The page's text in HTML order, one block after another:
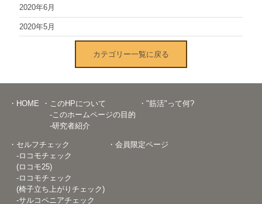
2020年6月
2020年5月
カテゴリー一覧に戻る
・HOME
・このHPについて
-このホームページの目的
-研究者紹介
・"筋活"って何?
・セルフチェック
-ロコモチェック
(ロコモ25)
-ロコモチェック
(椅子立ち上がりチェック)
-サルコペニアチェック
・会員限定ページ